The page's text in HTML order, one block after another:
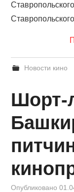
Новости кино
Шорт-
Опубликовано